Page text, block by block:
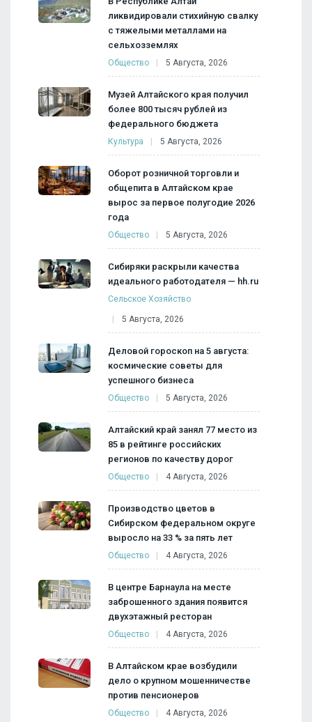
ликвидировали стихийную свалку
с тяжелыми металлами на
сельхозземлях
Общество 5 Августа, 2026
Музей Алтайского края получил
более 800 тысяч рублей из
федерального бюджета
Культура 5 Августа, 2026
Оборот розничной торговли и
общепита в Алтайском крае
вырос за первое полугодие 2026
года
Общество 5 Августа, 2026
Сибиряки раскрыли качества
идеального работодателя — hh.ru
Сельское Хозяйство
5 Августа, 2026
Деловой гороскоп на 5 августа:
космические советы для
успешного бизнеса
Общество 5 Августа, 2026
Алтайский край занял 77 место из
85 в рейтинге российских
регионов по качеству дорог
Общество 4 Августа, 2026
Производство цветов в
Сибирском федеральном округе
выросло на 33 % за пять лет
Общество 4 Августа, 2026
В центре Барнаула на месте
заброшенного здания появится
двухэтажный ресторан
Общество 4 Августа, 2026
В Алтайском крае возбудили
дело о крупном мошенничестве
против пенсионеров
Общество 4 Августа, 2026